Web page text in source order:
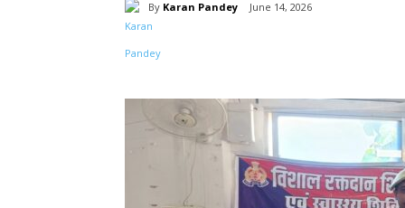
By Karan Pandey June 14, 2026